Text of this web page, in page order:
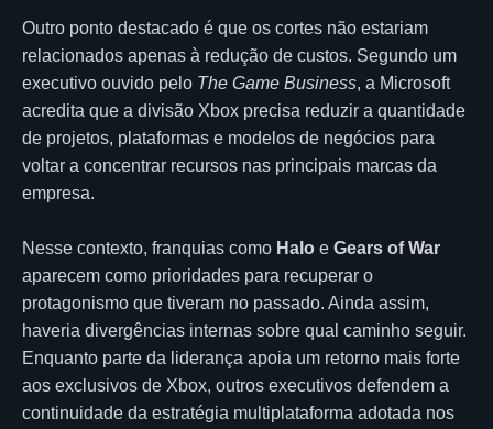
Outro ponto destacado é que os cortes não estariam
relacionados apenas à redução de custos. Segundo um
executivo ouvido pelo The Game Business, a Microsoft
acredita que a divisão Xbox precisa reduzir a quantidade
de projetos, plataformas e modelos de negócios para
voltar a concentrar recursos nas principais marcas da
empresa.
Nesse contexto, franquias como Halo e Gears of War
aparecem como prioridades para recuperar o
protagonismo que tiveram no passado. Ainda assim,
haveria divergências internas sobre qual caminho seguir.
Enquanto parte da liderança apoia um retorno mais forte
aos exclusivos de Xbox, outros executivos defendem a
continuidade da estratégia multiplataforma adotada nos